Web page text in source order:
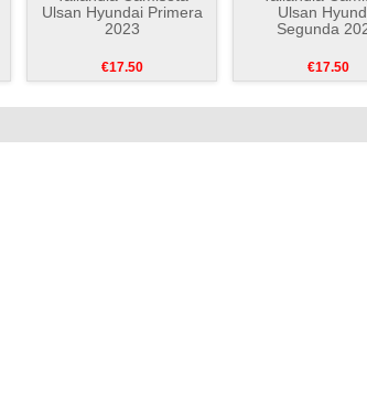
Ulsan Hyundai Primera
2023
€17.50
Ulsan
Segunda
€17.50